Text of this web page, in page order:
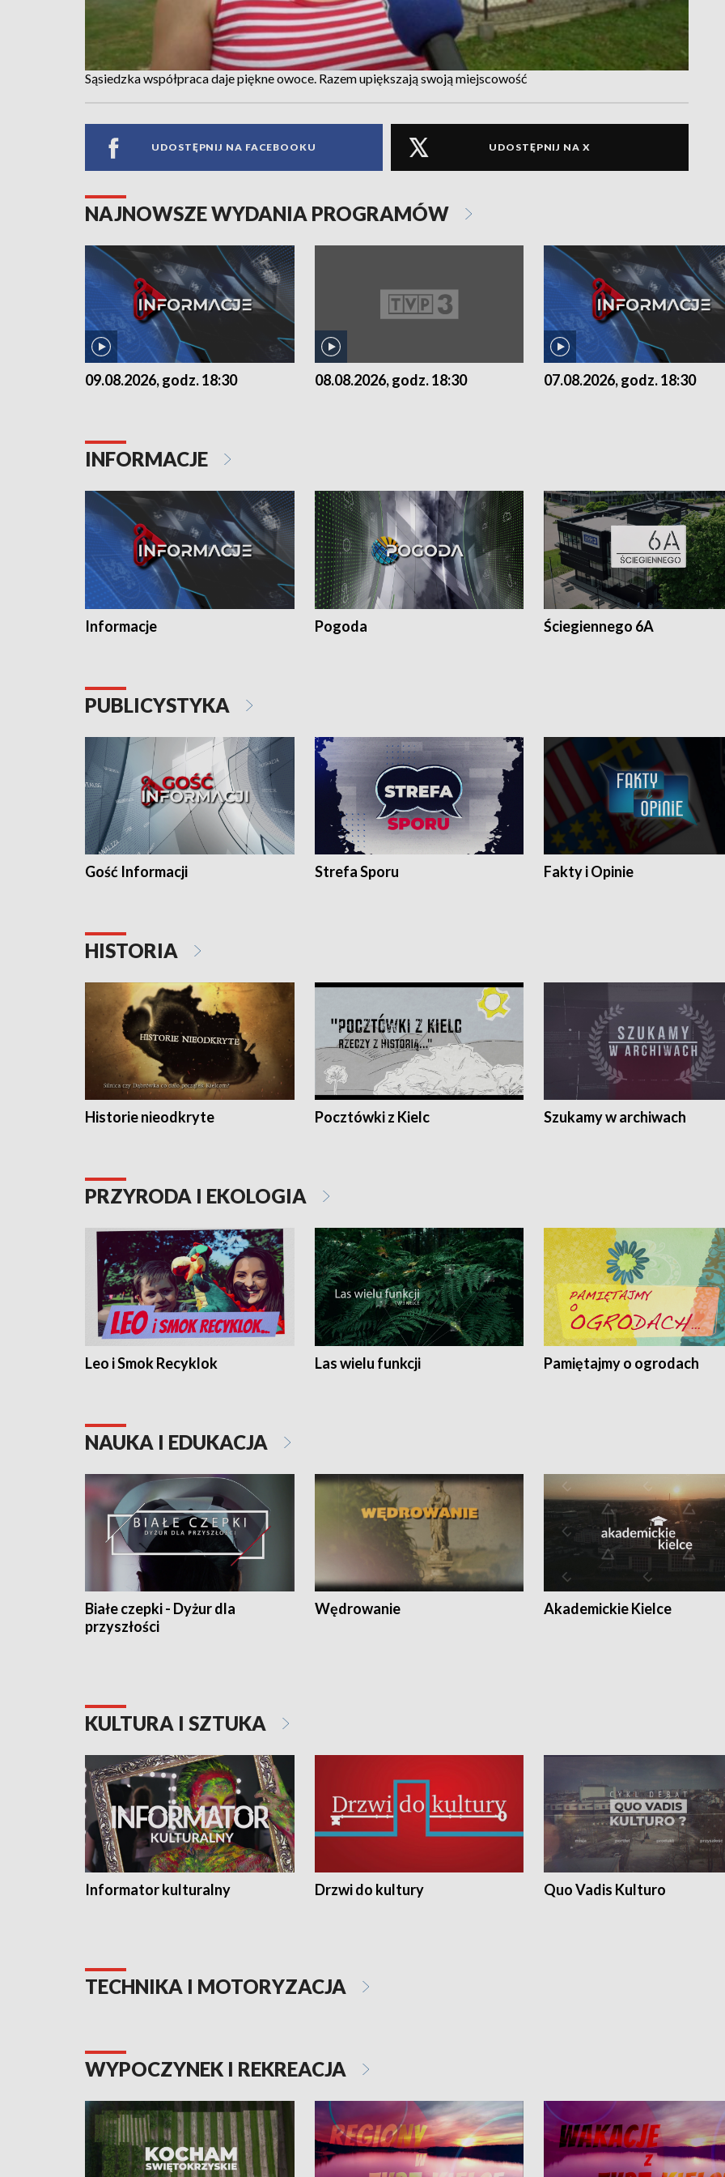
Sąsiedzka współpraca daje piękne owoce. Razem upiększają swoją miejscowość
UDOSTĘPNIJ NA FACEBOOKU UDOSTĘPNIJ NA X
NAJNOWSZE WYDANIA PROGRAMÓW
09.08.2026, godz. 18:30 08.08.2026, godz. 18:30 07.08.2026, godz. 18:30
INFORMACJE
Informacje Pogoda Ściegiennego 6A
PUBLICYSTYKA
Gość Informacji Strefa Sporu Fakty i Opinie
HISTORIA
Historie nieodkryte Pocztówki z Kielc Szukamy w archiwach
PRZYRODA I EKOLOGIA
Leo i Smok Recyklok Las wielu funkcji Pamiętajmy o ogrodach
NAUKA I EDUKACJA
Białe czepki - Dyżur dla
przyszłości
Wędrowanie Akademickie Kielce
KULTURA I SZTUKA
Informator kulturalny Drzwi do kultury Quo Vadis Kulturo
TECHNIKA I MOTORYZACJA
WYPOCZYNEK I REKREACJA